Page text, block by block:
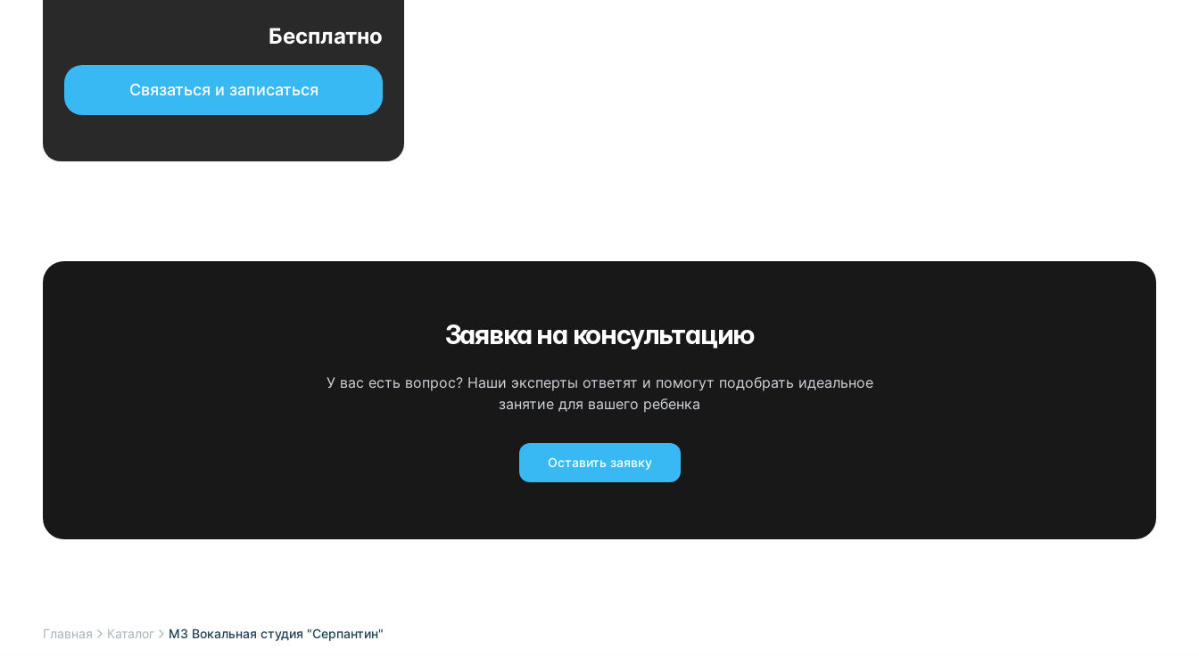
Бесплатно
Связаться и записаться
Заявка на консультацию
У вас есть вопрос? Наши эксперты ответят и помогут подобрать идеальное
занятие для вашего ребенка
Оставить заявку
Главная Каталог МЗ Вокальная студия "Серпантин"